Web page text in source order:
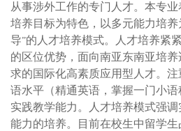
从事涉外工作的专门人才。本专业
培养目标为特色，以多元能力培
导”的人才培养模式。人才培养紧
的区位优势，面向南亚东南亚培
求的国际化高素质应用型人才。
语水平（精通英语，掌握一门小
实践教学能力。人才培养模式强
能力的培养。目前在校生中留学生